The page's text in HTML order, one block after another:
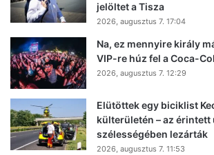
jelöltet a Tisza
2026, augusztus 7. 17:04
Na, ez mennyire király
VIP-re húz fel a Coca-
2026, augusztus 7. 12:29
Elütöttek egy biciklist
külterületén – az
szélességében lezárták
2026, augusztus 7. 11:53